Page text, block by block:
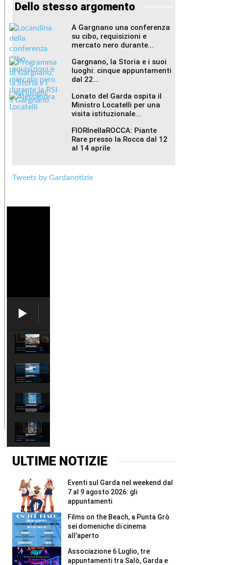
Nome:*
Email:*
Dello stesso argomento
A Gargnano una conferenza
su cibo, requisizioni e
mercato nero durante...
Gargnano, la Storia e i suoi
luoghi: cinque appuntamenti
dal 22...
Lonato del Garda ospita il
Ministro Locatelli per una
visita istituzionale...
FIORInellaROCCA: Piante
Rare presso la Rocca dal 12
al 14 aprile
Tweets by Gardanotizie
domeniche
di
all’aperto
#Shorts
concerto
al
agosto
#Shorts
ULTIME NOTIZIE
Eventi sul Garda nel weekend dal
7 al 9 agosto 2026: gli
appuntamenti
Films on the Beach, a Punta Grò
sei domeniche di cinema
all’aperto
Associazione 6 Luglio, tre
appuntamenti tra Salò, Garda e